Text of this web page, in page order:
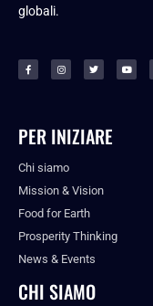
globali.
PER INIZIARE
Chi siamo
Mission & Vision
Food for Earth
Prosperity Thinking
News & Events
CHI SIAMO